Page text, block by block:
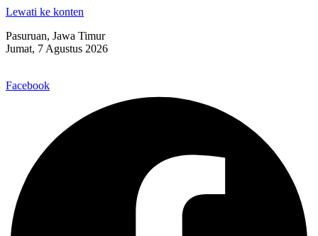
Lewati ke konten
Pasuruan, Jawa Timur
Jumat, 7 Agustus 2026
Facebook